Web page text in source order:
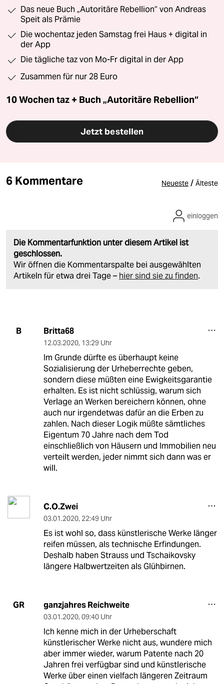
Das neue Buch „Autoritäre Rebellion“ von Andreas
Speit als Prämie
Die wochentaz jeden Samstag frei Haus + digital in
der App
Die tägliche taz von Mo-Fr digital in der App
Zusammen für nur 28 Euro
10 Wochen taz + Buch „Autoritäre Rebellion“
Jetzt bestellen
6 Kommentare Neueste / Älteste
Die Kommentarfunktion unter diesem Artikel ist
geschlossen.
Wir öffnen die Kommentarspalte bei ausgewählten
Artikeln für etwa drei Tage – hier sind sie zu finden.
einloggen
B Britta68
12.03.2020, 13:29 Uhr
Im Grunde dürfte es überhaupt keine
Sozialisierung der Urheberrechte geben,
sondern diese müßten eine Ewigkeitsgarantie
erhalten. Es ist nicht schlüssig, warum sich
Verlage an Werken bereichern können, ohne
auch nur irgendetwas dafür an die Erben zu
zahlen. Nach dieser Logik müßte sämtliches
Eigentum 70 Jahre nach dem Tod
einschließlich von Häusern und Immobilien neu
verteilt werden, jeder nimmt sich dann was er
will.
C.O.Zwei
03.01.2020, 22:49 Uhr
Es ist wohl so, dass künstlerische Werke länger
reifen müssen, als technische Erfindungen.
Deshalb haben Strauss und Tschaikovsky
längere Halbwertzeiten als Glühbirnen.
GR ganzjahres Reichweite
03.01.2020, 09:40 Uhr
Ich kenne mich in der Urheberschaft
künstlerischer Werke nicht aus, wundere mich
aber immer wieder, warum Patente nach 20
Jahren frei verfügbar sind und künstlerische
Werke über einen vielfach längeren Zeitraum